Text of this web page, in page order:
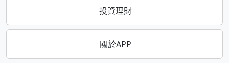
投資理財
關於APP